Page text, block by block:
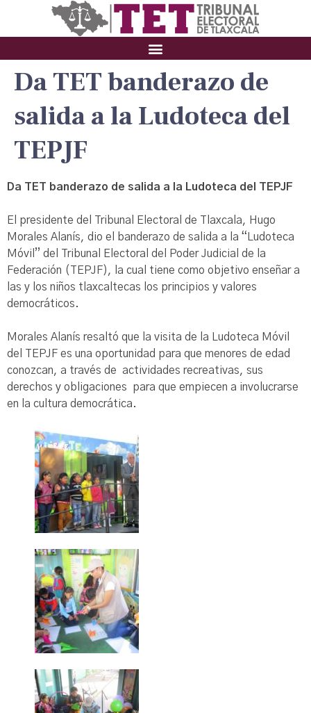
Da TET banderazo de
salida a la Ludoteca del
TEPJF
Da TET banderazo de salida a la Ludoteca del TEPJF
El presidente del Tribunal Electoral de Tlaxcala, Hugo
Morales Alanís, dio el banderazo de salida a la “Ludoteca
Móvil” del Tribunal Electoral del Poder Judicial de la
Federación (TEPJF), la cual tiene como objetivo enseñar a
las y los niños tlaxcaltecas los principios y valores
democráticos.
Morales Alanís resaltó que la visita de la Ludoteca Móvil
del TEPJF es una oportunidad para que menores de edad
conozcan, a través de actividades recreativas, sus
derechos y obligaciones para que empiecen a involucrarse
en la cultura democrática.